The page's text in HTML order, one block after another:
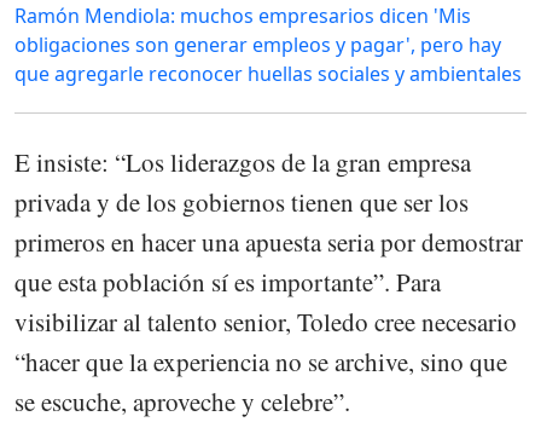
Ramón Mendiola: muchos empresarios dicen 'Mis
obligaciones son generar empleos y pagar', pero hay
que agregarle reconocer huellas sociales y ambientales
E insiste: “Los liderazgos de la gran empresa
privada y de los gobiernos tienen que ser los
primeros en hacer una apuesta seria por demostrar
que esta población sí es importante”. Para
visibilizar al talento senior, Toledo cree necesario
“hacer que la experiencia no se archive, sino que
se escuche, aproveche y celebre”.